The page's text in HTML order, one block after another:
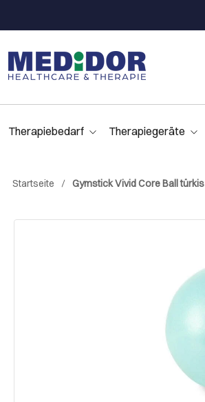
Therapiebedarf Therapiegeräte
Startseite Gymstick Vivid Core Ball türkis